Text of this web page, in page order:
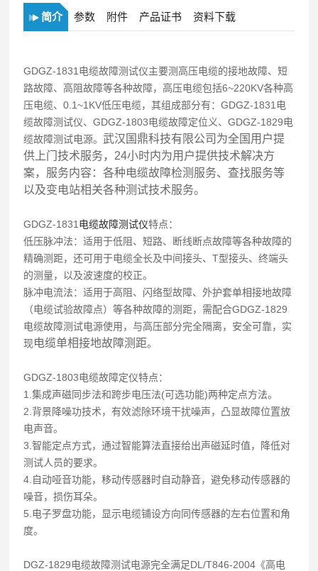
简介 参数 附件 产品证书 资料下载
GDGZ-1831电缆故障测试仪主要测高压电缆的接地故障、短
路故障、高阻故障等各种故障，高压电缆包括6~220KV各种高
压电缆、0.1~1KV低压电缆，其组成部分有：GDGZ-1831电
缆故障测试仪、GDGZ-1803电缆故障定位义、GDGZ-1829电
缆故障测试电源。 武汉国鼎科技有限公司为全国用户提
供上门技术服务，24小时内为用户提供技术解决方
案，服务内容：各种电缆故障检测服务、查找服务等
以及变电站相关各种测试技术服务。
GDGZ-1831 电缆故障测试仪特点：
低压脉冲法：适用于低阻、短路、断线断点故障等各种故障的
精确测距，还可用于电缆全长及中间接头、T型接头、终端头
的测量，以及波速度的校正。
脉冲电流法：适用于高阻、闪络型故障、外护套单相接地故障
（电缆试验故障点）等各种故障的测距，需配合GDGZ-1829
电缆故障测试电源使用，与高压部分完全隔离，安全可靠，实
现电缆单相接地故障测距。
GDGZ-1803电缆故障定仪特点：
1.集成声磁同步法和跨步电压法(可选功能)两种定点方法。
2.背景降噪功技术，有效滤除环境干扰噪声，凸显故障位置放
电声音。
3.智能定点方式，通过智能算法直接给出声磁延时值，降低对
测试人员的要求。
4.自动哑音功能，移动传感器时自动静音，避免移动传感器的
噪音，损伤耳朵。
5.电子罗盘功能，显示电缆铺设方向同传感器的左右位置和角
度。
DGZ-1829电缆故障测试电源完全满足DL/T846-2004《高电